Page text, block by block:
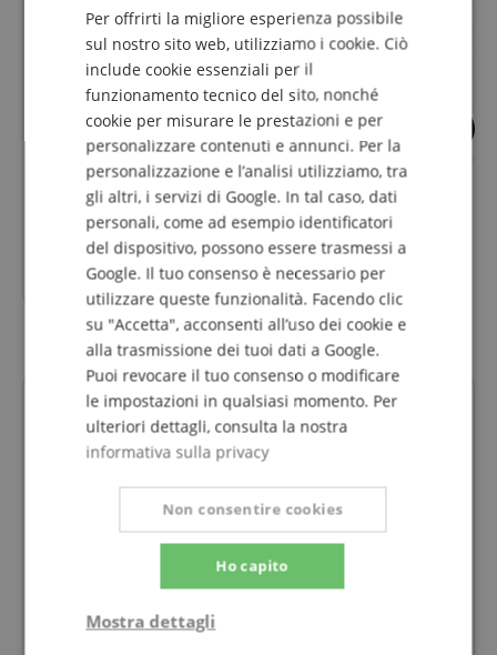
Custodia Leggera Lechgold per
Clarinetto (Boehm)
finora59,99€
49,00 €
Il Clarinetto
Recensioni dei clienti
Basato su 1 Classificazioni
4 Stelle
ITALIAN
SPANISH
Per offrirti la migliore esperienza possibile
sul nostro sito web, utilizziamo i cookie. Ciò
include cookie essenziali per il
funzionamento tecnico del sito, nonché
cookie per misurare le prestazioni e per
personalizzare contenuti e annunci. Per la
personalizzazione e l’analisi utilizziamo, tra
gli altri, i servizi di Google. In tal caso, dati
personali, come ad esempio identificatori
del dispositivo, possono essere trasmessi a
Google. Il tuo consenso è necessario per
utilizzare queste funzionalità. Facendo clic
su "Accetta", acconsenti all’uso dei cookie e
alla trasmissione dei tuoi dati a Google.
Puoi revocare il tuo consenso o modificare
le impostazioni in qualsiasi momento. Per
ulteriori dettagli, consulta la nostra
informativa sulla privacy
Ho capito
Non consentire cookies
Mostra dettagli